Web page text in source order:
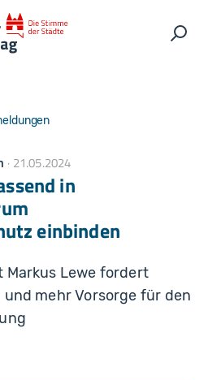
21.05.2024
in
einbinden
Lewe fordert
und mehr Vorsorge für den